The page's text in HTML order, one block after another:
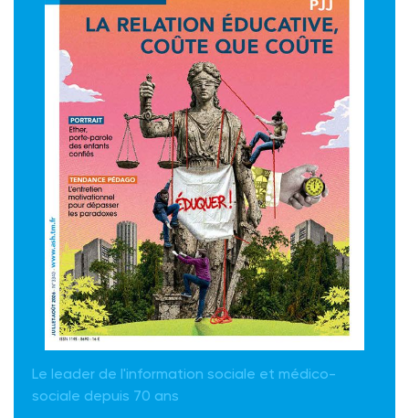
Le leader de l'information sociale et médico-
sociale depuis 70 ans